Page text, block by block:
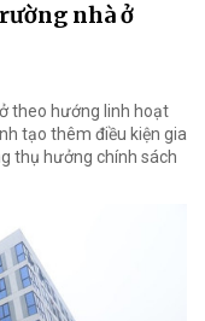
nhà ở
theo hướng linh hoạt
tạo thêm điều kiện gia
thụ hưởng chính sách